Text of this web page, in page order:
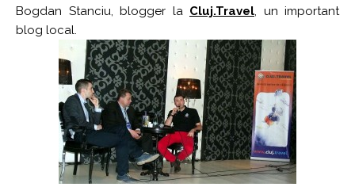
Bogdan Stanciu, blogger la Cluj.Travel, un important
blog local.